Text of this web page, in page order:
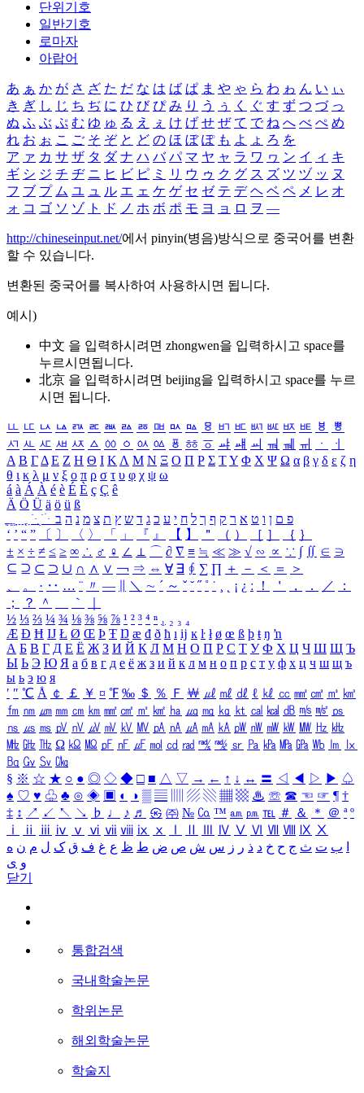
단위기호
일반기호
로마자
아랍어
あ ぁ か が さ ざ た だ な は ば ぱ ま や ゃ ら わ ゎ ん い ぃ
き ぎ し じ ち ぢ に ひ び ぴ み り う ぅ く ぐ す ず つ づ っ
ぬ ふ ぶ ぷ む ゆ ゅ る え ぇ け げ せ ぜ て で ね へ べ ぺ め
れ お ぉ こ ご そ ぞ と ど の ほ ぼ ぽ も よ ょ ろ を
ア ァ カ サ ザ タ ダ ナ ハ バ パ マ ヤ ャ ラ ワ ヮ ン イ ィ キ
ギ シ ジ チ ヂ ニ ヒ ビ ピ ミ リ ウ ゥ ク グ ス ズ ツ ヅ ッ ヌ
フ ブ プ ム ユ ュ ル エ ェ ケ ゲ セ ゼ テ デ ヘ ベ ペ メ レ オ
ォ コ ゴ ソ ゾ ト ド ノ ホ ボ ポ モ ヨ ョ ロ ヲ ―
http://chineseinput.net/에서 pinyin(병음)방식으로 중국어를 변환
할 수 있습니다.
변환된 중국어를 복사하여 사용하시면 됩니다.
예시)
中文 을 입력하시려면 zhongwen을 입력하시고 space를
누르시면됩니다.
北京 을 입력하시려면 beijing을 입력하시고 space를 누르
시면 됩니다.
ㅥ ㅦ ㅧ ㅨ ㅩ ㅪ ㅫ ㅬ ㅭ ㅮ ㅯ ㅰ ㅱ ㅲ ㅳ ㅴ ㅵ ㅶ ㅷ ㅸ
ㅹ
ㅺ ㅻ ㅼ ㅽ ㅾ ㅿ ㆀ ㆁ ㆂ ㆃ ㆄ ㆅ ㆆ ㆇ ㆈ ㆉ ㆊ ㆋ ㆌ ㆍ
ㆎ
Α Β ΓΔ Ε Ζ Η Θ Ι ΚΛ Μ Ν Ξ Ο Π Ρ Σ ΤΥ Φ Χ Ψ Ω α β γ δ ε ζ η
θ ι κ λ μ ν ξ ο π ρ σ τ υ φ χ ψ ω
á à Á À é è É È ç Ç ê
Ä Ö Ü ä ö ü ß
ִֶֹ ֻּ ׁׂ פ ם ן ו ט א ר ק ף ך ל ח י ע כ ג ד ש ץ ת צ מ נ ה ב
‘ ’ “ ” 〔 〕 〈 〉 「 」 『 』 【 】 ＂ （ ） ［ ］ ｛ ｝
± × ÷ ≠ ≤ ≥ ∞ ∴ ♂ ♀ ∠ ⊥ ⌒ ∂ ∇ ≡ ≒ ≪ ≫ √ ∽ ∝ ∵ ∫ ∬ ∈ ∋
⊆ ⊇ ⊂ ⊃ ∪ ∩ ∧ ∨ ￢ ⇒ ⇔ ∀ ∃ ∮ ∑ ∏ ＋ － ＜ ＝
＞
、
。 · ‥ … ¨ 〃 ― ＼ ∼ ´ ～ ˇ ˘ ˝ ˚ ˙ ¸ ¡ ¿ ː ！ ＇ ， ． ／
：
；
？ ＾ ｀
½ ⅓ ⅔ ¼ ¾ ⅛ ⅜ ⅝ ⅞ ¹ ² ³ ⁴ ⁿ ₁ ₂ ₃ ₄
Æ Ð Ħ Ĳ Ł Ø Œ Þ Ŧ Ŋ æ đ ð ħ ı ĳ ĸ ŀ ł ø œ ß þ ŧ ŋ ŉ
А Б В Г Д Е Ё Ж З И Й К Л М Н О П Р С Т У Ф Х Ц Ч Ш Щ Ъ
Ы Ь Э Ю Я а б в г д е ё ж з и й к л м н о п р с т у ф х ц ч ш щ ъ
ы ь э ю я
′ ″ ℃ Å ￠ ￡ ￥ ¤ ℉ ‰ ＄ ％ Ｆ ￦ ㎕ ㎖ ㎗ ℓ ㎘ ㏄ ㎣ ㎤ ㎥ ㎦
㎙ ㎚ ㎛ ㎜ ㎝ ㎞ ㎟ ㎠ ㎡ ㎢ ㏊ ㎍ ㎎ ㎏ ㏏ ㎈ ㎉ ㏈ ㎧ ㎨ ㎰
㎱ ㎲ ㎳ ㎴ ㎵ ㎶ ㎷ ㎸ ㎹ ㎀ ㎁ ㎂ ㎃ ㎄ ㎺ ㎻ ㎽ ㎾ ㎿ ㎐ ㎑
㎒ ㎓ ㎔ Ω ㏀ ㏁ ㎊ ㎋ ㎌ ㏖ ㏅ ㎭ ㎮ ㎯ ㏛ ㎩ ㎪ ㎫ ㎬ ㏝ ㏐
㏓
㏃ ㏉ ㏜ ㏆
§ ※ ☆ ★ ○ ● ◎ ◇ ◆ □ ■ △ ▽ → ← ↑ ↓ ↔ 〓 ◁ ◀ ▷ ▶ ♤
♠ ♡ ♥ ♧ ♣ ⊙ ◈ ▣ ◐ ◑ ▒ ▤ ▨ ▧ ▦ ▩ ♨ ☏ ☎ ☜ ☞ ¶ †
‡ ↕ ↗ ↙ ↖ ↘ ♭ ♩ ♪ ♬ ㉿ ㈜ № ㏇ ™ ㏂ ㏘ ℡ ＃ ＆ ＊ ＠ ª º
ⅰ
ⅱ ⅲ ⅳ ⅴ ⅵ ⅶ ⅷ ⅸ ⅹ Ⅳ Ⅴ Ⅵ Ⅶ Ⅷ Ⅸ Ⅹ
ب ت ث ج ح خ د ذ ر ز س ش ص ض ط ظ ع غ ف ق ک ل م ن ه
و ی
닫기
통합검색
국내학술논문
학위논문
해외학술논문
학술지